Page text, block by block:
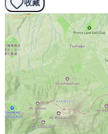
收藏